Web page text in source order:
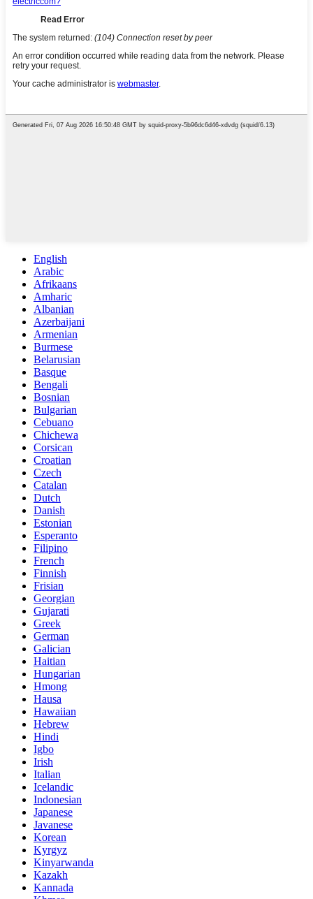
English
Arabic
Afrikaans
Amharic
Albanian
Azerbaijani
Armenian
Burmese
Belarusian
Basque
Bengali
Bosnian
Bulgarian
Cebuano
Chichewa
Corsican
Croatian
Czech
Catalan
Dutch
Danish
Estonian
Esperanto
Filipino
French
Finnish
Frisian
Georgian
Gujarati
Greek
German
Galician
Haitian
Hungarian
Hmong
Hausa
Hawaiian
Hebrew
Hindi
Igbo
Irish
Italian
Icelandic
Indonesian
Japanese
Javanese
Korean
Kyrgyz
Kinyarwanda
Kazakh
Kannada